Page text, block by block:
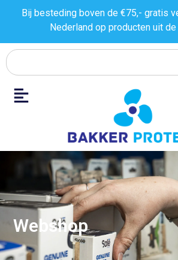
Bij besteding boven de €75,- gratis
Nederland op producten uit de
Webshop